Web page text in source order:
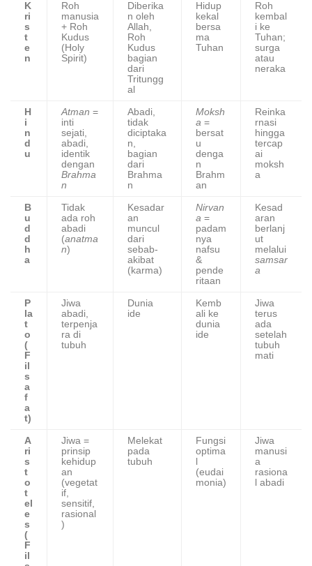
K
ri
s
t
e
n
Roh
manusia
+ Roh
Kudus
(Holy
Spirit)
Diberika
n oleh
Allah,
Roh
Kudus
bagian
dari
Tritungg
al
Hidup
kekal
bersa
ma
Tuhan
Roh
kembal
i ke
Tuhan;
surga
atau
neraka
H
i
n
d
u
Atman =
inti
sejati,
abadi,
identik
dengan
Brahma
n
Abadi,
tidak
diciptaka
n,
bagian
dari
Brahma
n
Moksh
a =
bersat
u
denga
n
Brahm
an
Reinka
rnasi
hingga
tercap
ai
moksh
a
B
u
d
d
h
a
Tidak
ada roh
abadi
(anatma
n)
Kesadar
an
muncul
dari
sebab-
akibat
(karma)
Nirvan
a =
padam
nya
nafsu
&
pende
ritaan
Kesad
aran
berlanj
ut
melalui
samsar
a
P
la
t
o
(
F
il
s
a
f
a
t)
Jiwa
abadi,
terpenja
ra di
tubuh
Dunia
ide
Kemb
ali ke
dunia
ide
Jiwa
terus
ada
setelah
tubuh
mati
A
ri
s
t
o
t
el
e
s
(
F
il
Jiwa =
prinsip
kehidup
an
(vegetat
if,
sensitif,
rasional
)
Melekat
pada
tubuh
Fungsi
optima
(eudai
monia)
Jiwa
manusi
a
rasiona
l abadi